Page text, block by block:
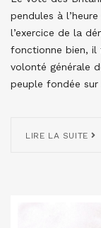
pendules à
l’exercice de la
fonctionne bien, il
volonté générale
peuple fondée
LIRE LA SUITE